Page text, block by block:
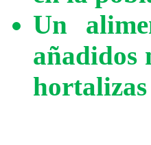
Un
añadidos